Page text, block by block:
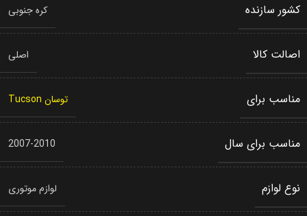
کشور سازنده کره جنوبی
اصالت کالا اصلی
مناسب برای توسان Tucson
مناسب برای سال 2007-2010
نوع لوازم لوازم موتوری